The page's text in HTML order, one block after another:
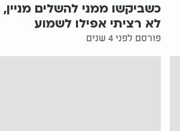
כשביקשו ממני להשלים מניין,
לא רציתי אפילו לשמוע
פורסם לפני 4 שנים